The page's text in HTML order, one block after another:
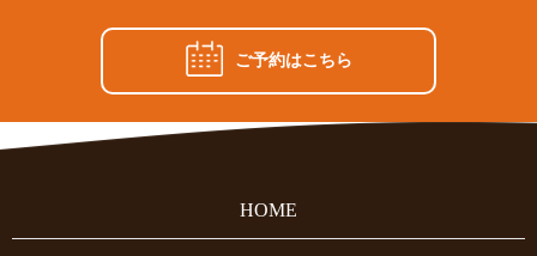
ご予約はこちら
HOME